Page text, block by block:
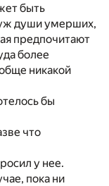
быть
уж души умерших,
предпочитают
более
никакой
бы
что
у нее.
пока ни